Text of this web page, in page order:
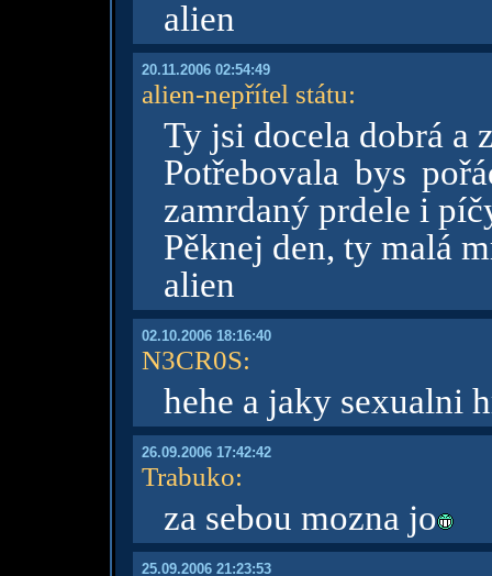
alien
20.11.2006 02:54:49
alien-nepřítel státu:
Ty jsi docela dobrá a
Potřebovala bys
zamrdaný prdele i
Pěknej den, ty malá
alien
02.10.2006 18:16:40
N3CR0S:
hehe a jaky sexualni
26.09.2006 17:42:42
Trabuko:
za sebou mozna jo
25.09.2006 21:23:53